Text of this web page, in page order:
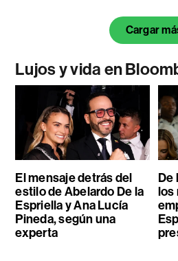
Cargar
Lujos y vida en
El mensaje detrás del
estilo de Abelardo De la
Espriella y Ana Lucía
Pineda, según una
experta
De
los